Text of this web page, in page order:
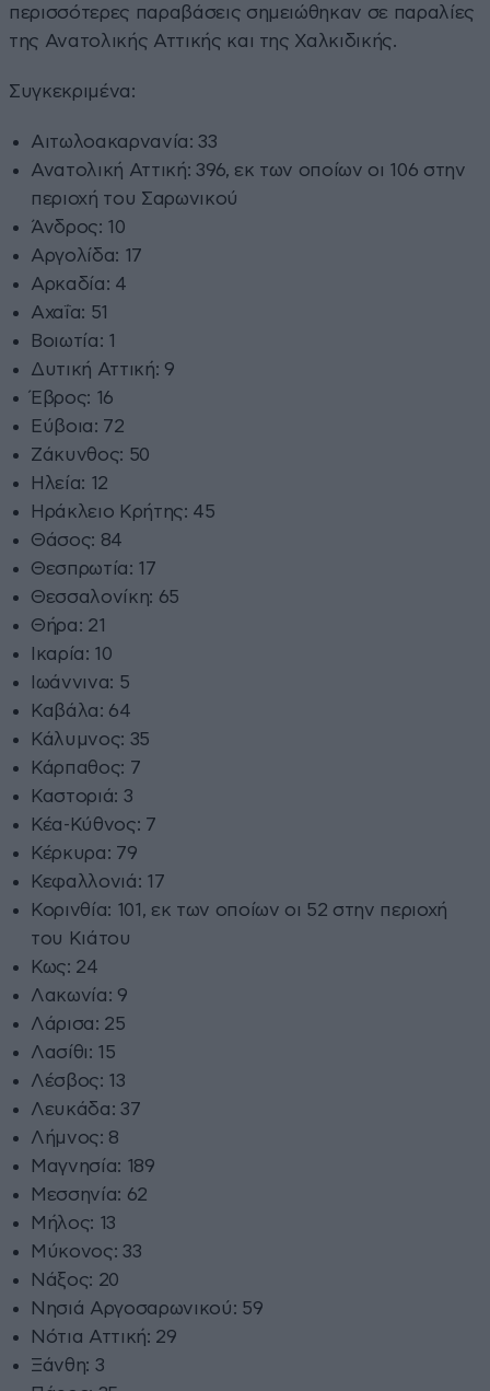
περισσότερες παραβάσεις σημειώθηκαν σε παραλίες
της Ανατολικής Αττικής και της Χαλκιδικής.
Συγκεκριμένα:
Αιτωλοακαρνανία: 33
Ανατολική Αττική: 396, εκ των οποίων οι 106 στην
περιοχή του Σαρωνικού
Άνδρος: 10
Αργολίδα: 17
Αρκαδία: 4
Αχαΐα: 51
Βοιωτία: 1
Δυτική Αττική: 9
Έβρος: 16
Εύβοια: 72
Ζάκυνθος: 50
Ηλεία: 12
Ηράκλειο Κρήτης: 45
Θάσος: 84
Θεσπρωτία: 17
Θεσσαλονίκη: 65
Θήρα: 21
Ικαρία: 10
Ιωάννινα: 5
Καβάλα: 64
Κάλυμνος: 35
Κάρπαθος: 7
Καστοριά: 3
Κέα-Κύθνος: 7
Κέρκυρα: 79
Κεφαλλονιά: 17
Κορινθία: 101, εκ των οποίων οι 52 στην περιοχή
του Κιάτου
Κως: 24
Λακωνία: 9
Λάρισα: 25
Λασίθι: 15
Λέσβος: 13
Λευκάδα: 37
Λήμνος: 8
Μαγνησία: 189
Μεσσηνία: 62
Μήλος: 13
Μύκονος: 33
Νάξος: 20
Νησιά Αργοσαρωνικού: 59
Νότια Αττική: 29
Ξάνθη: 3